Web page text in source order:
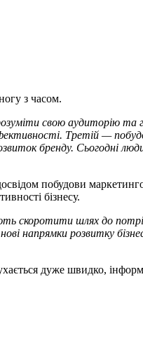
з часом.
свою аудиторію
Третій —
бренду. Сьогодні
побудови
бізнесу.
скоротити шлях до
напрямки розвитку
дуже швидко,